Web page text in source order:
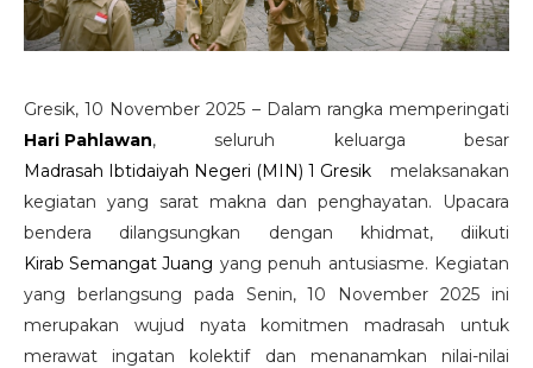
Gresik, 10 November 2025 – Dalam rangka memperingati
Hari Pahlawan, seluruh keluarga besar
Madrasah Ibtidaiyah Negeri (MIN) 1 Gresik melaksanakan
kegiatan yang sarat makna dan penghayatan. Upacara
bendera dilangsungkan dengan khidmat, diikuti
Kirab Semangat Juang yang penuh antusiasme. Kegiatan
yang berlangsung pada Senin, 10 November 2025 ini
merupakan wujud nyata komitmen madrasah untuk
merawat ingatan kolektif dan menanamkan nilai-nilai